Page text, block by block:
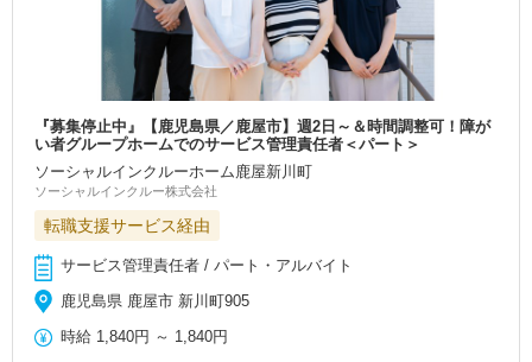
『募集停止中』【鹿児島県／鹿屋市】週2日～＆時間調整可！障が
い者グループホームでのサービス管理責任者＜パート＞
ソーシャルインクルーホーム鹿屋新川町
ソーシャルインクルー株式会社
転職支援サービス経由
サービス管理責任者 / パート・アルバイト
鹿児島県 鹿屋市 新川町905
時給 1,840円 ～ 1,840円